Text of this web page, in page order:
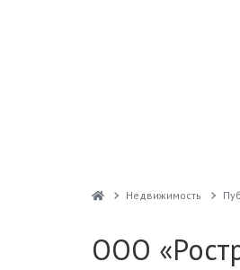
Недвижимость
ООО